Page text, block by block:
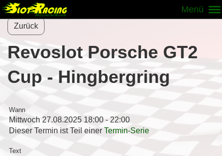
Menü
Zurück
Revoslot Porsche GT2
Cup - Hingbergring
Wann
Mittwoch 27.08.2025 18:00 - 22:00
Dieser Termin ist Teil einer Termin-Serie
Text